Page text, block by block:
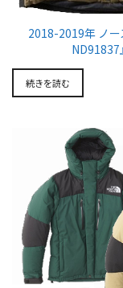
2018-2019年 ノ
続きを読む